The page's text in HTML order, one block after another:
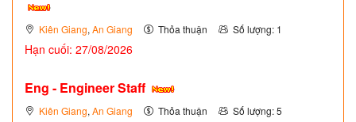
Kiên Giang, An Giang Thỏa thuận Số lượng: 1
Hạn cuối: 27/08/2026
Eng - Engineer Staff
Kiên Giang, An Giang Thỏa thuận Số lượng: 5